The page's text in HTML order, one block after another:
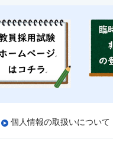
個人情報の取扱いについて